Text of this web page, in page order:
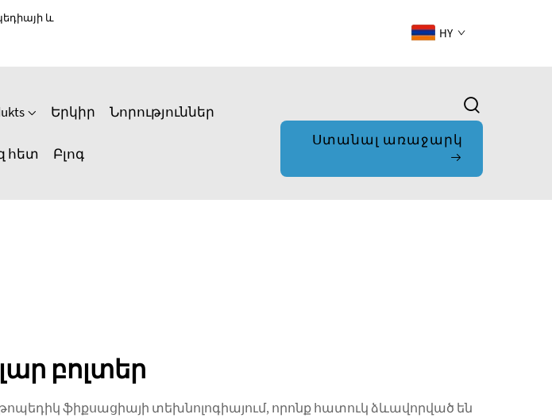
և
HY
Երկիր Նորություններ
հետ Բլոգ
Ստանալ առաջարկ
բոլտեր
ֆիքսացիայի տեխնոլոգիայում, որոնք հատուկ ձևավորված են